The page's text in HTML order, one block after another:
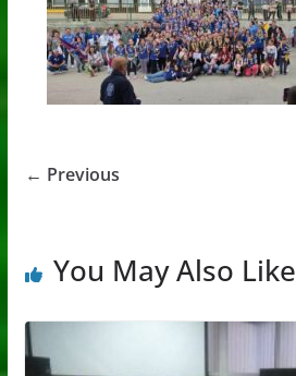
← Previous
You May Also Like